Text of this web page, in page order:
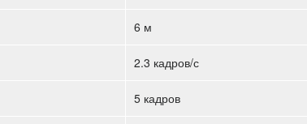
6 м
2.3 кадров/с
5 кадров